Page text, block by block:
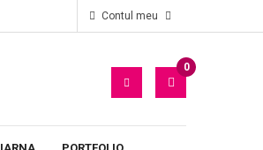
Contul meu
0
LEI